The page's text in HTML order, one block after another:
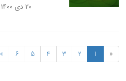
۲۰ دی ۱۴۰۰
«
1
2
3
4
5
6
»